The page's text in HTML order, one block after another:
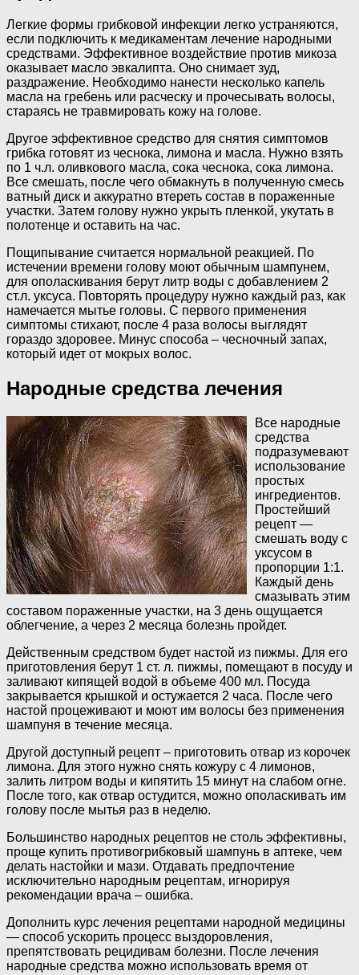
Легкие формы грибковой инфекции легко устраняются,
если подключить к медикаментам лечение народными
средствами. Эффективное воздействие против микоза
оказывает масло эвкалипта. Оно снимает зуд,
раздражение. Необходимо нанести несколько капель
масла на гребень или расческу и прочесывать волосы,
стараясь не травмировать кожу на голове.
Другое эффективное средство для снятия симптомов
грибка готовят из чеснока, лимона и масла. Нужно взять
по 1 ч.л. оливкового масла, сока чеснока, сока лимона.
Все смешать, после чего обмакнуть в полученную смесь
ватный диск и аккуратно втереть состав в пораженные
участки. Затем голову нужно укрыть пленкой, укутать в
полотенце и оставить на час.
Пощипывание считается нормальной реакцией. По
истечении времени голову моют обычным шампунем,
для ополаскивания берут литр воды с добавлением 2
ст.л. уксуса. Повторять процедуру нужно каждый раз, как
намечается мытье головы. С первого применения
симптомы стихают, после 4 раза волосы выглядят
гораздо здоровее. Минус способа – чесночный запах,
который идет от мокрых волос.
Народные средства лечения
Все народные
средства
подразумевают
использование
простых
ингредиентов.
Простейший
рецепт —
смешать воду с
уксусом в
пропорции 1:1.
Каждый день
смазывать этим
составом пораженные участки, на 3 день ощущается
облегчение, а через 2 месяца болезнь пройдет.
Действенным средством будет настой из пижмы. Для его
приготовления берут 1 ст. л. пижмы, помещают в посуду и
заливают кипящей водой в объеме 400 мл. Посуда
закрывается крышкой и остужается 2 часа. После чего
настой процеживают и моют им волосы без применения
шампуня в течение месяца.
Другой доступный рецепт – приготовить отвар из корочек
лимона. Для этого нужно снять кожуру с 4 лимонов,
залить литром воды и кипятить 15 минут на слабом огне.
После того, как отвар остудится, можно ополаскивать им
голову после мытья раз в неделю.
Большинство народных рецептов не столь эффективны,
проще купить противогрибковый шампунь в аптеке, чем
делать настойки и мази. Отдавать предпочтение
исключительно народным рецептам, игнорируя
рекомендации врача – ошибка.
Дополнить курс лечения рецептами народной медицины
— способ ускорить процесс выздоровления,
препятствовать рецидивам болезни. После лечения
народные средства можно использовать время от